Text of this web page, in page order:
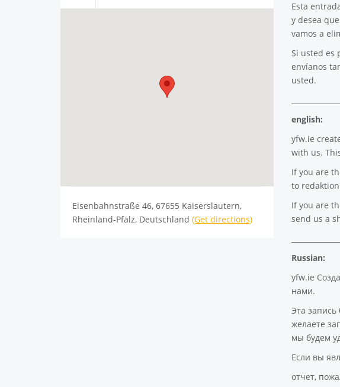
Esta
y desea
vamos a
Si usted es
envíanos
usted.
english:
yfw.ie
with us.
If you are
to
If you are
send us a
Russian:
yfw.ie
нами.
Эта
желаете
мы будем
Если вы
отчет,
Eisenbahnstraße 46, 67655 Kaiserslautern,
Rheinland-Pfalz, Deutschland (Get directions)